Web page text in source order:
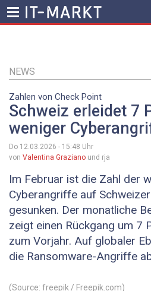
Inhalt
NEWS
Zahlen von Check Point
Schweiz erleidet 7
weniger
Do 12.03.2026 - 15:48 Uhr
von Valentina Graziano und rja
Im Februar ist die Zahl der
Cyberangriffe auf
gesunken. Der monatliche
zeigt einen Rückgang um 7
zum Vorjahr. Auf globaler
die Ransomware-Angriffe
(Source: freepik / Freepik.com)